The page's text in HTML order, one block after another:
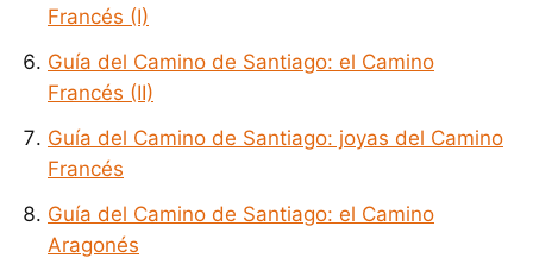
Francés (I)
Guía del Camino de Santiago: el Camino
Francés (II)
Guía del Camino de Santiago: joyas del Camino
Francés
Guía del Camino de Santiago: el Camino
Aragonés